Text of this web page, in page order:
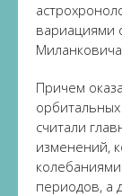
вариациями
Причем
считали
изменений,
периодов, а